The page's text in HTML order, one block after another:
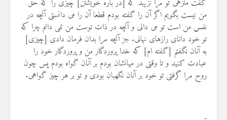
گفت منزهى تو مرا نزيبد كه [در باره خويشتن] چيزى را كه حق
من نيست بگويم اگر آن را گفته بودم قطعا آن را مى‏ دانستى آنچه در
نفس من است تو مى‏ دانى و آنچه در ذات توست من نمى‏ دانم چرا كه
تو خود داناى رازهاى نهانى. جز آنچه مرا بدان فرمان دادى [چيزى]
به آنان نگفتم [گفته‏ ام] كه خدا پروردگار من و پروردگار خود را
عبادت كنيد و تا وقتى در ميانشان بودم بر آنان گواه بودم پس چون
روح مرا گرفتى تو خود بر آنان نگهبان بودى و تو بر هر چيز گواهى.